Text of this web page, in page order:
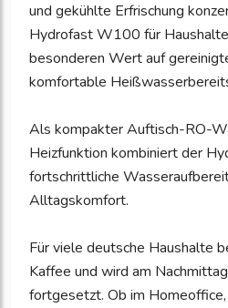
und gekühlte Erfrischung
Hydrofast W100 für
besonderen Wert auf
komfortable
Als kompakter Auftisch-RO-
Heizfunktion kombiniert der
fortschrittliche
Alltagskomfort.
Für viele deutsche Haushalte
Kaffee und wird am
fortgesetzt. Ob im